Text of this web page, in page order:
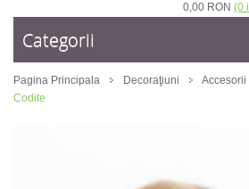
0,00 RON (0
Categorii
Pagina Principala Decoraţiuni Accesorii
Codite